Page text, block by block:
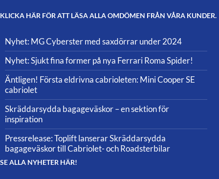
KLICKA HÄR FÖR ATT LÄSA ALLA OMDÖMEN FRÅN VÅRA KUNDER.
Nyhet: MG Cyberster med saxdörrar under 2024
Nyhet: Sjukt fina former på nya Ferrari Roma Spider!
Äntligen! Första eldrivna cabrioleten: Mini Cooper SE
cabriolet
Skräddarsydda bagageväskor – en sektion för
inspiration
Pressrelease: Toplift lanserar Skräddarsydda
bagageväskor till Cabriolet- och Roadsterbilar
SE ALLA NYHETER HÄR!